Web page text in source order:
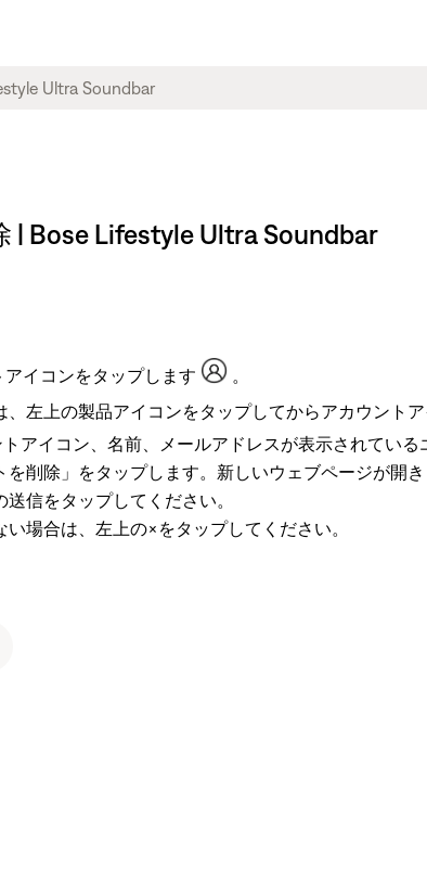
Bose Lifestyle Ultra Soundbar
イコンをタップします
。
左上の製品アイコンをタップしてからアカウント
アイコン、名前、メールアドレスが表示されてい
削除」をタップします。新しいウェブページが開き
信をタップしてください。
場合は、左上の×をタップしてください。